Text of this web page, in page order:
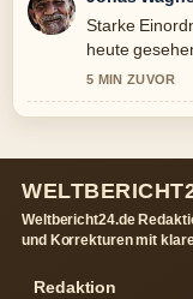
Starke
heute
5 MIN ZUVOR
Weltbericht24.de
und Korrekturen mit
Redaktion